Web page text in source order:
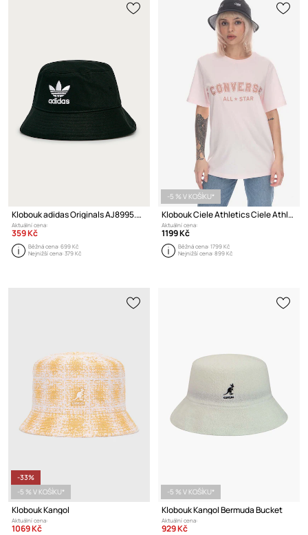
Klobouk adidas Originals AJ8995.M Adicolor Trefoil Bucket
Aktuální cena:
359 Kč
Běžná cena:699 Kč
Nejnižší cena:379 Kč
-5 % V KOŠÍKU*
Klobouk Ciele Athletics Ciele Athletics BKTHat
Aktuální cena:
1199 Kč
Běžná cena:1799 Kč
Nejnižší cena:899 Kč
-33%
-5 % V KOŠÍKU*
Klobouk Kangol
Aktuální cena:
1069 Kč
-5 % V KOŠÍKU*
Klobouk Kangol Bermuda Bucket
Aktuální cena:
929 Kč